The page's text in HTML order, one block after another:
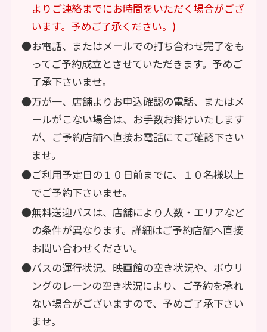
よりご連絡までにお時間をいただく場合がござ
います。予めご了承ください。)
●お電話、またはメールでの打ち合わせ完了をも
ってご予約成立とさせていただきます。予めご
了承下さいませ。
●万が一、店舗よりお申込確認の電話、またはメ
ールがこない場合は、お手数お掛けいたします
が、ご予約店舗へ直接お電話にてご確認下さい
ませ。
●ご利用予定日の１０日前までに、１０名様以上
でご予約下さいませ。
●無料送迎バスは、店舗により人数・エリアなど
の条件が異なります。詳細はご予約店舗へ直接
お問い合わせください。
●バスの運行状況、映画館の空き状況や、ボウリ
ングのレーンの空き状況により、ご予約を承れ
ない場合がございますので、予めご了承下さい
ませ。